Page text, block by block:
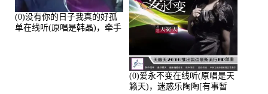
(0)没有你的日子我真的好孤
单在线听(原唱是韩晶)，牵手
(0)爱永不变在线听(原唱是天
籁天)，迷惑乐陶陶[有事暂